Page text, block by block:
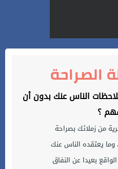
الصراحة
الناس عنك بدون أن
؟
من زملائك بصراحة
وما يعتقده الناس عنك
بعيدا عن النفاق